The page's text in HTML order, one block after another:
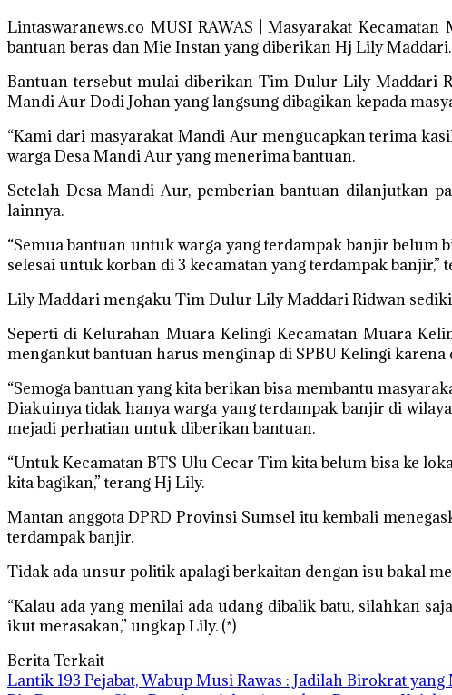
Lintaswaranews.co MUSI RAWAS | Masyarakat
bantuan beras dan Mie Instan yang diberikan Hj Lily Maddari.
Bantuan tersebut mulai diberikan Tim Dulur Lily Maddari
Mandi Aur Dodi Johan yang langsung dibagikan kepada
“Kami dari masyarakat Mandi Aur mengucapkan terima
warga Desa Mandi Aur yang menerima bantuan.
Setelah Desa Mandi Aur, pemberian bantuan dilanjutkan
lainnya.
“Semua bantuan untuk warga yang terdampak banjir belum
selesai untuk korban di 3 kecamatan yang terdampak
Lily Maddari mengaku Tim Dulur Lily Maddari Ridwan
Seperti di Kelurahan Muara Kelingi Kecamatan Muara
mengankut bantuan harus menginap di SPBU Kelingi
“Semoga bantuan yang kita berikan bisa membantu
Diakuinya tidak hanya warga yang terdampak banjir di
mejadi perhatian untuk diberikan bantuan.
“Untuk Kecamatan BTS Ulu Cecar Tim kita belum bisa ke
kita bagikan,” terang Hj Lily.
Mantan anggota DPRD Provinsi Sumsel itu kembali
terdampak banjir.
Tidak ada unsur politik apalagi berkaitan dengan isu bakal
“Kalau ada yang menilai ada udang dibalik batu, silahkan
ikut merasakan,” ungkap Lily. (*)
Berita Terkait
‎Lantik 193 Pejabat, Wabup Musi Rawas : Jadilah Birokrat